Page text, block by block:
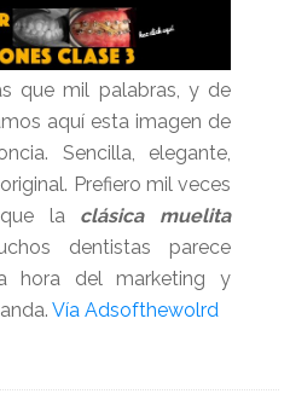
que mil palabras, y de
aquí esta imagen de
Sencilla, elegante,
original. Prefiero mil veces
la clásica muelita
dentistas parece
hora del marketing y
Vía Adsofthewolrd